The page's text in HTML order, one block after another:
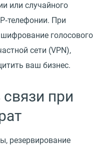
или случайного
При
голосового
сети (VPN),
ваш бизнес.
при
резервирование